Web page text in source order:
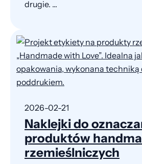
drugie. ...
2026-02-21
Naklejki do
produktów
rzemieślniczych